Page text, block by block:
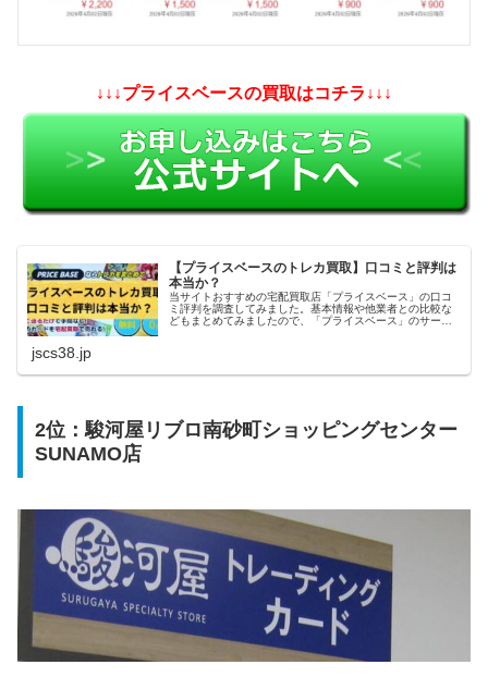
↓↓↓プライスベースの買取はコチラ↓↓↓
【プライスベースのトレカ買取】口コミと評判は
本当か？
当サイトおすすめの宅配買取店「プライスベース」の口コ
ミ評判を調査してみました。基本情報や他業者との比較な
どもまとめてみましたので、「プライスベース」のサービ
jscs38.jp
2位：駿河屋リブロ南砂町ショッピングセンター
SUNAMO店